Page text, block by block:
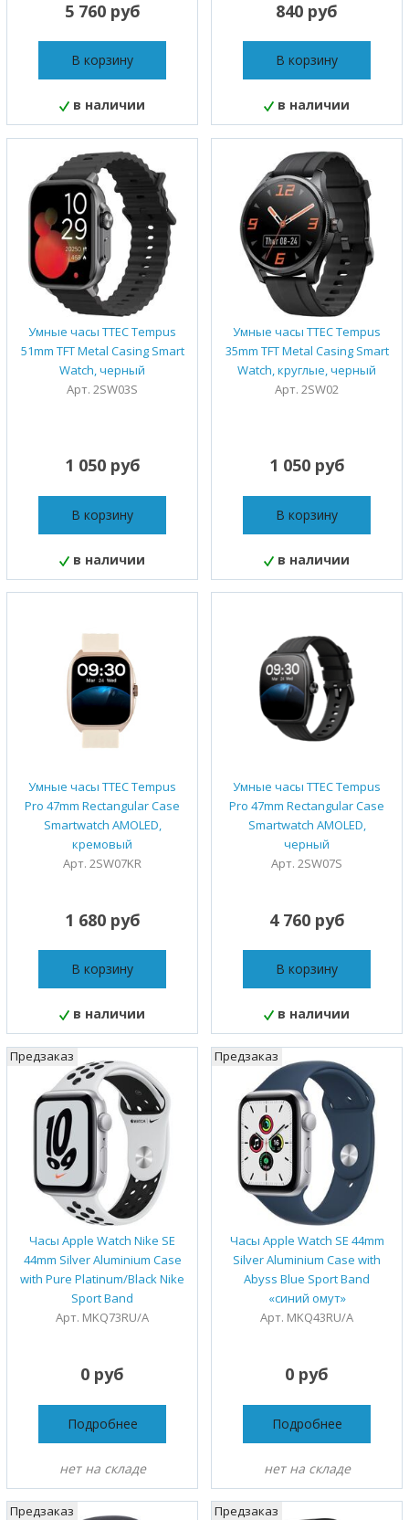
5 760 руб
В корзину
в наличии
840 руб
В корзину
в наличии
Умные часы TTEC Tempus
51mm TFT Metal Casing Smart
Watch, черный
Арт. 2SW03S
1 050 руб
В корзину
в наличии
Умные часы TTEC Tempus
35mm TFT Metal Casing Smart
Watch, круглые, черный
Арт. 2SW02
1 050 руб
В корзину
в наличии
Умные часы TTEC Tempus
Pro 47mm Rectangular Case
Smartwatch AMOLED,
кремовый
Арт. 2SW07KR
1 680 руб
В корзину
в наличии
Умные часы TTEC Tempus
Pro 47mm Rectangular Case
Smartwatch AMOLED,
черный
Арт. 2SW07S
4 760 руб
В корзину
в наличии
Часы Apple Watch Nike SE
44mm Silver Aluminium Case
with Pure Platinum/Black Nike
Sport Band
Арт. MKQ73RU/A
Предзаказ
0 руб
Подробнее
нет на складе
Часы Apple Watch SE 44mm
Silver Aluminium Case with
Abyss Blue Sport Band
«синий омут»
Арт. MKQ43RU/A
Предзаказ
0 руб
Подробнее
нет на складе
Предзаказ Предзаказ